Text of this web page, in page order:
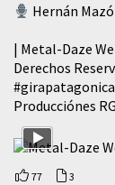
Hernán
| Metal-Daze
Derechos
#girapatagonica
Producciónes
77 3